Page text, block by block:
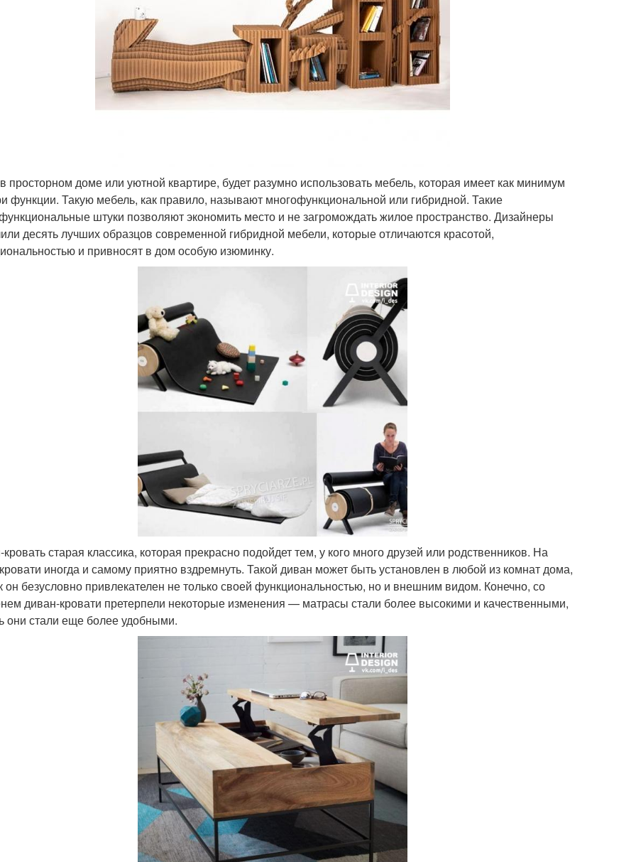
просторном доме или уютной квартире, будет разумно использовать мебель, которая имеет как минимум
функции. Такую мебель, как правило, называют многофункциональной или гибридной. Такие
штуки позволяют экономить место и не загромождать жилое пространство. Дизайнеры
десять лучших образцов современной гибридной мебели, которые отличаются красотой,
и привносят в дом особую изюминку.
старая классика, которая прекрасно подойдет тем, у кого много друзей или родственников. На
иногда и самому приятно вздремнуть. Такой диван может быть установлен в любой из комнат дома,
он безусловно привлекателен не только своей функциональностью, но и внешним видом. Конечно, со
диван-кровати претерпели некоторые изменения — матрасы стали более высокими и качественными,
они стали еще более удобными.